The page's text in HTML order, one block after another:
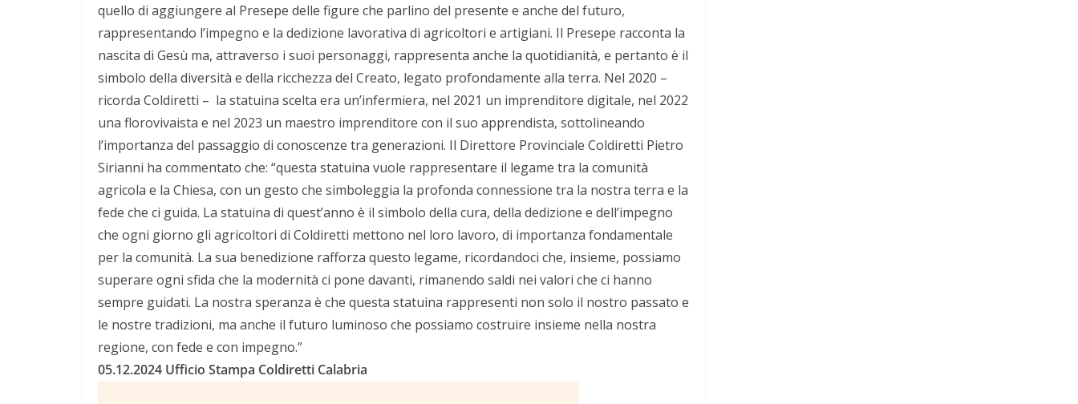
quello di aggiungere al Presepe delle figure che parlino del presente e anche del futuro,
rappresentando l’impegno e la dedizione lavorativa di agricoltori e artigiani. Il Presepe racconta la
nascita di Gesù ma, attraverso i suoi personaggi, rappresenta anche la quotidianità, e pertanto è il
simbolo della diversità e della ricchezza del Creato, legato profondamente alla terra. Nel 2020 –
ricorda Coldiretti – la statuina scelta era un’infermiera, nel 2021 un imprenditore digitale, nel 2022
una florovivaista e nel 2023 un maestro imprenditore con il suo apprendista, sottolineando
l’importanza del passaggio di conoscenze tra generazioni. Il Direttore Provinciale Coldiretti Pietro
Sirianni ha commentato che: “questa statuina vuole rappresentare il legame tra la comunità
agricola e la Chiesa, con un gesto che simboleggia la profonda connessione tra la nostra terra e la
fede che ci guida. La statuina di quest’anno è il simbolo della cura, della dedizione e dell’impegno
che ogni giorno gli agricoltori di Coldiretti mettono nel loro lavoro, di importanza fondamentale
per la comunità. La sua benedizione rafforza questo legame, ricordandoci che, insieme, possiamo
superare ogni sfida che la modernità ci pone davanti, rimanendo saldi nei valori che ci hanno
sempre guidati. La nostra speranza è che questa statuina rappresenti non solo il nostro passato e
le nostre tradizioni, ma anche il futuro luminoso che possiamo costruire insieme nella nostra
regione, con fede e con impegno.”
05.12.2024 Ufficio Stampa Coldiretti Calabria